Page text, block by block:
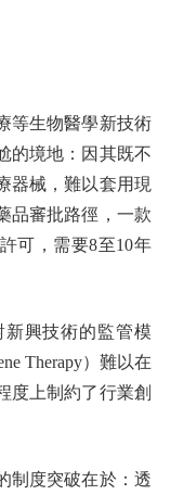
生物醫學新技術
的境地：因其既不
器械，難以套用現
品審批路徑，一款
可，需要8至10年
興技術的監管模
Therapy）難以在
度上制約了行業創
度突破在於：透